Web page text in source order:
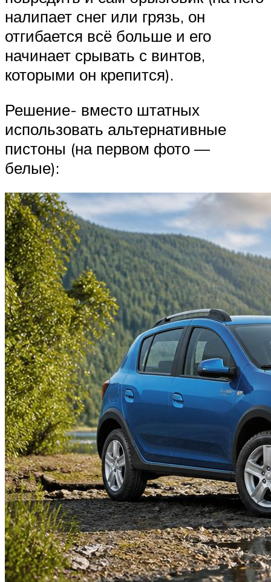
налипает снег или грязь, он
отгибается всё больше и его
начинает срывать с винтов,
которыми он крепится).
Решение- вместо штатных
использовать альтернативные
пистоны (на первом фото —
белые):